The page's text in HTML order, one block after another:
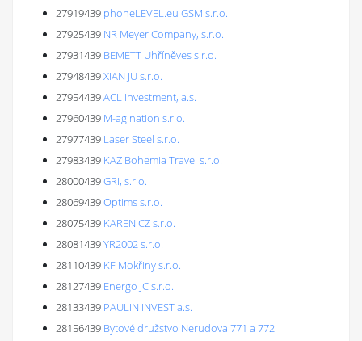
27919439 phoneLEVEL.eu GSM s.r.o.
27925439 NR Meyer Company, s.r.o.
27931439 BEMETT Uhříněves s.r.o.
27948439XIAN JU s.r.o.
27954439ACL Investment, a.s.
27960439 M-agination s.r.o.
27977439 Laser Steel s.r.o.
27983439 KAZ Bohemia Travel s.r.o.
28000439GRI, s.r.o.
28069439Optims s.r.o.
28075439 KAREN CZ s.r.o.
28081439YR2002 s.r.o.
28110439 KF Mokřiny s.r.o.
28127439 Energo JC s.r.o.
28133439 PAULIN INVEST a.s.
28156439 Bytové družstvo Nerudova 771 a 772